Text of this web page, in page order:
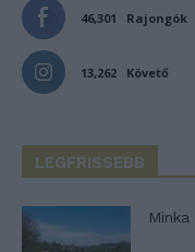
46,301 Rajongók
13,262 Követő
LEGFRISSEBB
Minka